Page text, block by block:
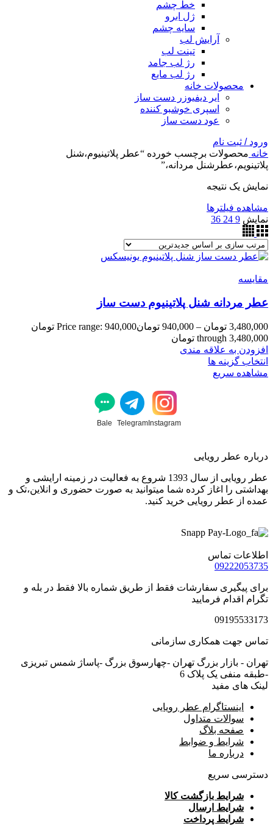
خط چشم
ژل ابرو
سایه چشم
آرایش لب
تینت لب
رژ لب جامد
رژ لب مایع
محصولات خانه
ایر دیفیوزر دست ساز
اسپری خوشبو کننده
عود دست ساز
ورود / ثبت نام
خانه محصولات برچسب خورده “عطر پلاتینیوم،شنل
پلاتینویم،عطرشنل مردانه،”
نمایش یک نتیجه
مشاهده فیلترها
نمایش 9
24
36
مقایسه
عطر مردانه شنل پلاتینیوم دست ساز
3,480,000 تومان –
940,000 تومان
Price range: 940,000 تومان
through 3,480,000 تومان
افزودن به علاقه مندی
انتخاب گزینه ها
مشاهده سریع
Instagram
Telegram
Bale
درباره عطر رویایی
عطر رویایی از سال 1393 شروع به فعالیت در زمینه ارایشی و
بهداشتی را اغاز کرده شما میتوانید به صورت حضوری و انلاین،تک و
عمده از عطر رویایی خرید کنید.
اطلاعات تماس
09222053735
برای پیگیری سفارشات فقط از طریق شماره بالا فقط در بله و
تگرام اقدام فرمایید
09195533173
تماس جهت همکاری سازمانی
تهران - بازار بزرگ تهران -چهارسوق بزرگ -پاساژ شمس تبریزی
-طبقه منفی یک پلاک 6
لینک های مفید
اینستاگرام عطر رویایی
سوالات متداول
صفحه بلاگ
شرایط و ضوابط
درباره ما
دسترسی سریع
شرایط بازگشت کالا
شرایط ارسال
شرایط پرداخت